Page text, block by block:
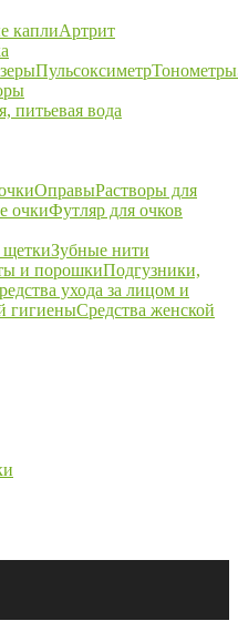
каплиАртрит
ПульсоксиметрТонометры
питьевая вода
ОправыРастворы для
очкиФутляр для очков
Зубные нити
и порошкиПодгузники,
ухода за лицом и
гигиеныСредства женской